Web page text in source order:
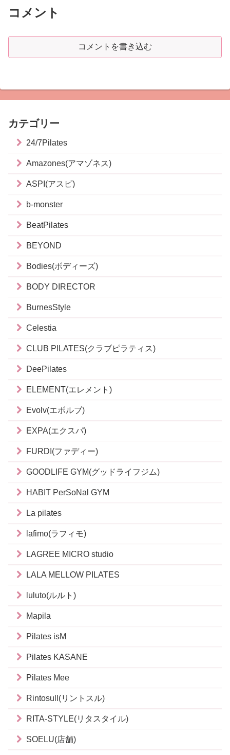
コメント
コメントを書き込む
カテゴリー
24/7Pilates
Amazones(アマゾネス)
ASPI(アスピ)
b-monster
BeatPilates
BEYOND
Bodies(ボディーズ)
BODY DIRECTOR
BurnesStyle
Celestia
CLUB PILATES(クラブピラティス)
DeePilates
ELEMENT(エレメント)
Evolv(エボルブ)
EXPA(エクスパ)
FURDI(ファディー)
GOODLIFE GYM(グッドライフジム)
HABIT PerSoNal GYM
La pilates
lafimo(ラフィモ)
LAGREE MICRO studio
LALA MELLOW PILATES
luluto(ルルト)
Mapila
Pilates isM
Pilates KASANE
Pilates Mee
Rintosull(リントスル)
RITA-STYLE(リタスタイル)
SOELU(店舗)